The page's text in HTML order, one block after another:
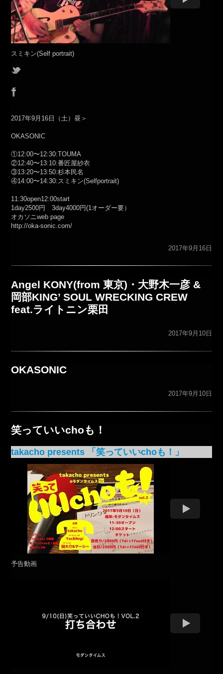
スミキン(Self portrait)
2017年9月16日（土）昼＞
OKASONIC
①12:00〜12:30:TOUMA
②12:40〜13:10:番匠屋紗衣
③13:20〜13:50:杉本民名
④14:00〜14:30:スミキン(Selfportrait)
11:30open12:00start
1day2500円 3day4000円(1オーダー要）
オカソニweb page
http://oka-sonic.com/
2017年9月16日
Angel KONY(from 東京)・大野木一彦 &
岡部KING’ SOUL WRECKING CREW
feat.ライトニン栗田
2017年9月10日
OKASONIC
2017年9月10日
笑っていいchoも！
takacho presents 「笑っていいchoも！」
予告動画